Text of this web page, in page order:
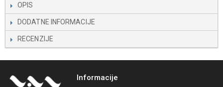
OPIS
DODATNE INFORMACIJE
RECENZIJE
Informacije